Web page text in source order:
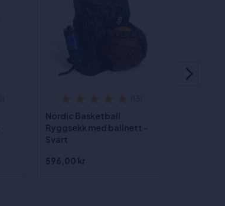
Nordic Basketball
Ryggsekk med ballnett -
Svart
596,00 kr